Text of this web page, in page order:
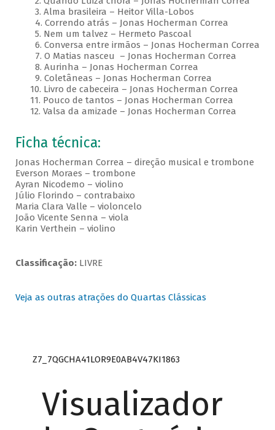
3. Alma brasileira – Heitor Villa-Lobos
4. Correndo atrás – Jonas Hocherman Correa
5. Nem um talvez – Hermeto Pascoal
6. Conversa entre irmãos – Jonas Hocherman Correa
7. O Matias nasceu – Jonas Hocherman Correa
8. Aurinha – Jonas Hocherman Correa
9. Coletâneas – Jonas Hocherman Correa
10. Livro de cabeceira – Jonas Hocherman Correa
11. Pouco de tantos – Jonas Hocherman Correa
12. Valsa da amizade – Jonas Hocherman Correa
Ficha técnica:
Jonas Hocherman Correa – direção musical e trombone
Everson Moraes – trombone
Ayran Nicodemo – violino
Júlio Florindo – contrabaixo
Maria Clara Valle – violoncelo
João Vicente Senna – viola
Karin Verthein – violino
Classificação:LIVRE
Veja as outras atrações do Quartas Clássicas
Z7_7QGCHA41LOR9E0AB4V47KI1863
Visualizador